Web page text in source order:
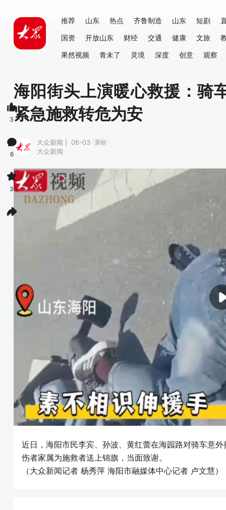
推荐 山东 热点 齐鲁制造 山东 短剧
国资
开放山东 财经 交通 健康 文旅
果然视频
青未了 灵境 深度 创意 观察
海阳街头上演暖心救援：骑
紧急施救转危为安
大众新闻 | 06-03 原创
大众新闻
近日，海阳市民李宾、孙波、黄红蕾在海园路对骑车意
伤者家属为施救者送上锦旗，当面致谢。
（大众新闻记者 杨秀萍 海阳市融媒体中心记者 卢文慧）
3
6
3